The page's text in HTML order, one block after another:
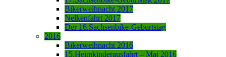
Bikerweihnacht 2017
Nelkenfahrt 2017
Der 16.Sachsenbike-Geburtstag
2016
Bikerweihnacht 2016
15.Heimkinderausfahrt – Mai 2016